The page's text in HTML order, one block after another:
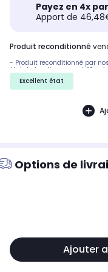
Payez en 4x
Apport de
produit reconditionné
- Produit reconditionné par
état de fonctionnement. 10
accessoire compris ). 30 jours
Excellent état
Options de
Ajouter